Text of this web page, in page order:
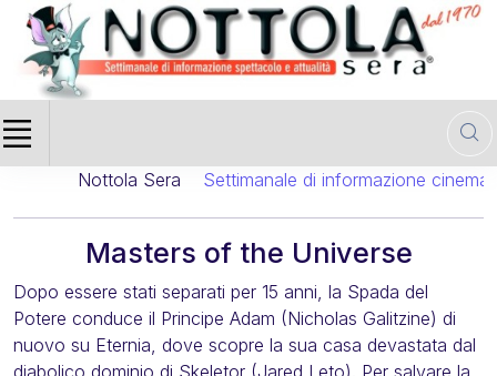
Nottola Sera Settimanale di informazione
Masters of the Universe
Dopo essere stati separati per 15 anni, la Spada del
Potere conduce il Principe Adam (Nicholas Galitzine) di
nuovo su Eternia, dove scopre la sua casa devastata dal